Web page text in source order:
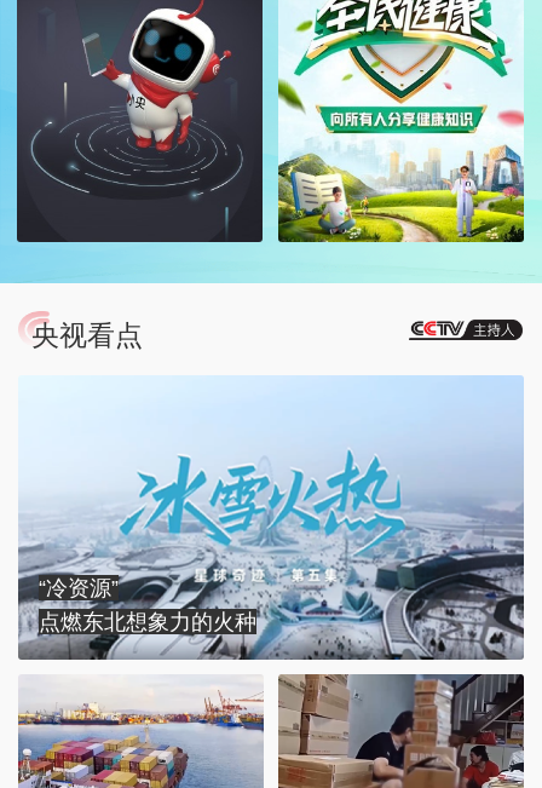
央视看点
“冷资源”
点燃东北想象力的火种